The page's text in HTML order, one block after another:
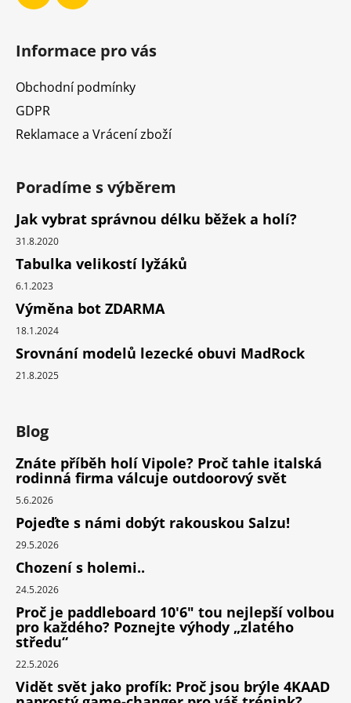
Informace pro vás
Obchodní podmínky
GDPR
Reklamace a Vrácení zboží
Poradíme s výběrem
Jak vybrat správnou délku běžek a holí?
31.8.2020
Tabulka velikostí lyžáků
6.1.2023
Výměna bot ZDARMA
18.1.2024
Srovnání modelů lezecké obuvi MadRock
21.8.2025
Blog
Znáte příběh holí Vipole? Proč tahle italská
rodinná firma válcuje outdoorový svět
5.6.2026
Pojeďte s námi dobýt rakouskou Salzu!
29.5.2026
Chození s holemi..
24.5.2026
Proč je paddleboard 10'6" tou nejlepší volbou
pro každého? Poznejte výhody „zlatého
středu“
22.5.2026
Vidět svět jako profík: Proč jsou brýle 4KAAD